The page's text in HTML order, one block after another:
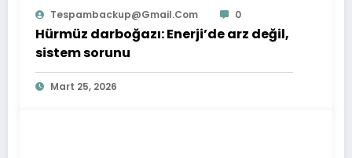
Tespambackup@gmail.com 0
Hürmüz darboğazı: Enerji’de arz değil,
sistem sorunu
Mart 25, 2026